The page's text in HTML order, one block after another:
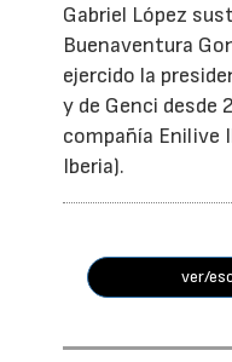
Gabriel López
Buenaventura
ejercido la
y de Genci desde
compañía Enilive
Iberia).
ver/